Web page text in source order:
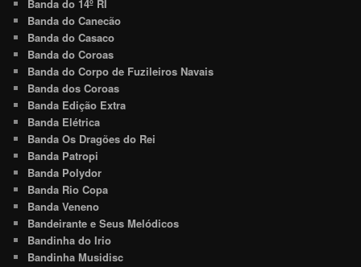
Banda do 14º RI
Banda do Canecão
Banda do Casaco
Banda do Coroas
Banda do Corpo de Fuzileiros Navais
Banda dos Coroas
Banda Edição Extra
Banda Elétrica
Banda Os Dragões do Rei
Banda Patropi
Banda Polydor
Banda Rio Copa
Banda Veneno
Bandeirante e Seus Melódicos
Bandinha do Irio
Bandinha Musidisc